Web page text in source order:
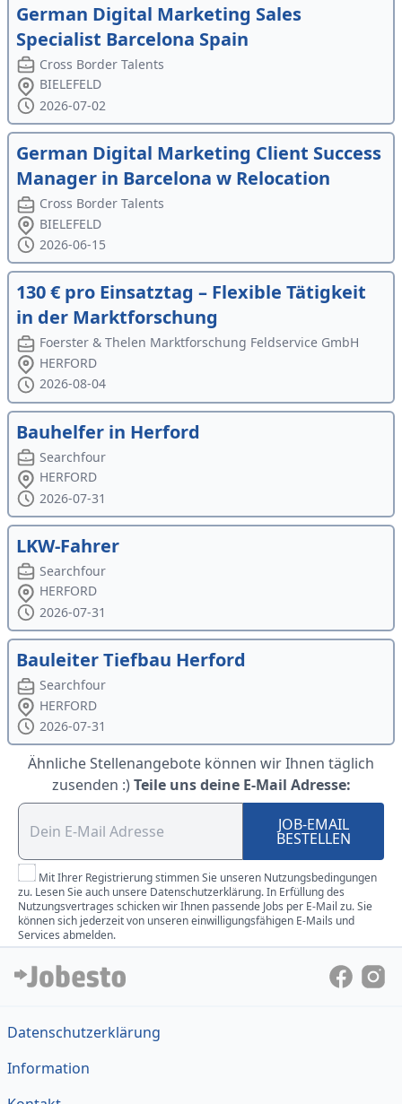
German Digital Marketing Sales
Specialist Barcelona Spain
Cross Border Talents
BIELEFELD
2026-07-02
German Digital Marketing Client Success
Manager in Barcelona w Relocation
Cross Border Talents
BIELEFELD
2026-06-15
130 € pro Einsatztag – Flexible Tätigkeit
in der Marktforschung
Foerster & Thelen Marktforschung Feldservice GmbH
HERFORD
2026-08-04
Bauhelfer in Herford
Searchfour
HERFORD
2026-07-31
LKW-Fahrer
Searchfour
HERFORD
2026-07-31
Bauleiter Tiefbau Herford
Searchfour
HERFORD
2026-07-31
Ähnliche Stellenangebote können wir Ihnen täglich
zusenden :) Teile uns deine E-Mail Adresse:
JOB-EMAIL
BESTELLEN
Mit Ihrer Registrierung stimmen Sie unseren Nutzungsbedingungen
zu. Lesen Sie auch unsere Datenschutzerklärung. In Erfüllung des
Nutzungsvertrages schicken wir Ihnen passende Jobs per E-Mail zu. Sie
können sich jederzeit von unseren einwilligungsfähigen E-Mails und
Services abmelden.
Datenschutzerklärung
Information